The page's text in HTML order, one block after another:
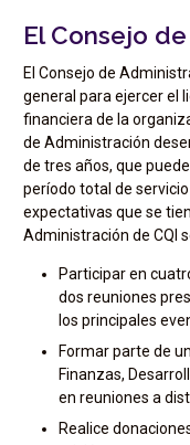
El Consejo
El Consejo de
general para ejercer el
financiera de la
de Administración
de tres años, que
período total de
expectativas que se
Administración de CQI
Participar en
dos reuniones
los principales
Formar parte de
Finanzas,
en reuniones a
Realice